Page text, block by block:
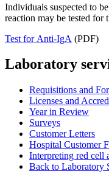
Individuals suspected to
reaction may be tested for
Test for Anti-IgA (PDF)
Laboratory
Requisitions and
Licenses and
Year in Review
Surveys
Customer Letters
Hospital Customer
Interpreting red cell
Back to Laboratory